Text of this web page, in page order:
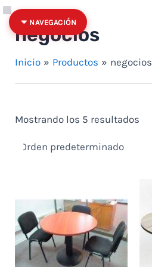
Ir al contenido
Categoría
Estado
NAVEGACIÓN
negocios
Inicio Productos negocios
Mostrando los 5 resultados